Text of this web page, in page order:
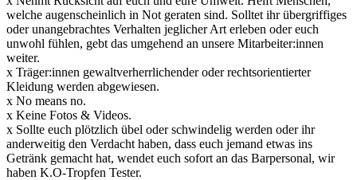
welche augenscheinlich in Not geraten sind. Solltet ihr übergriffiges
oder unangebrachtes Verhalten jeglicher Art erleben oder euch
unwohl fühlen, gebt das umgehend an unsere Mitarbeiter:innen
weiter.
x Träger:innen gewaltverherrlichender oder rechtsorientierter
Kleidung werden abgewiesen.
x No means no.
x Keine Fotos & Videos.
x Sollte euch plötzlich übel oder schwindelig werden oder ihr
anderweitig den Verdacht haben, dass euch jemand etwas ins
Getränk gemacht hat, wendet euch sofort an das Barpersonal, wir
haben K.O-Tropfen Tester.